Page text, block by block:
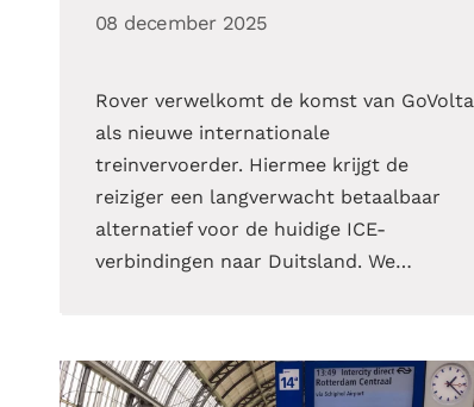
08 december 2025
Rover verwelkomt de komst van GoVolta
als nieuwe internationale
treinvervoerder. Hiermee krijgt de
reiziger een langverwacht betaalbaar
alternatief voor de huidige ICE-
verbindingen naar Duitsland. We…